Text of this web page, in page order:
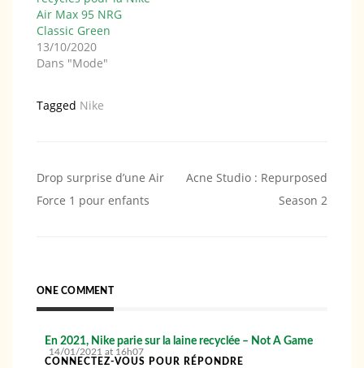
Air Max 95 NRG
Classic Green
13/10/2020
Dans "Mode"
Tagged Nike
Navigation
de
Drop surprise d’une Air
Force 1 pour enfants
Acne Studio : Repurposed
Season 2
ONE COMMENT
En 2021, Nike parie sur la laine recyclée – Not A Game
14/01/2021 at 16h07
CONNECTEZ-VOUS POUR RÉPONDRE